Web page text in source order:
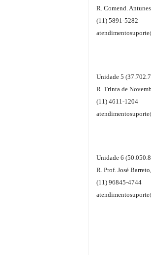
R. Comend.
(11) 5891-5282
Unidade 5
R. Trinta de
(11) 4611-1204
Unidade 6
R. Prof. José
(11) 96845-4744